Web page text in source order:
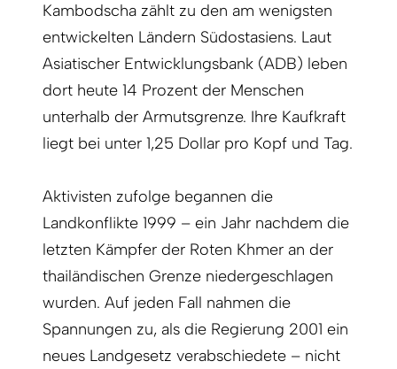
Kambodscha zählt zu den am wenigsten
entwickelten Ländern Südostasiens. Laut
Asiatischer Entwicklungsbank (ADB) leben
dort heute 14 Prozent der Menschen
unterhalb der Armutsgrenze. Ihre Kaufkraft
liegt bei unter 1,25 Dollar pro Kopf und Tag.
Aktivisten zufolge begannen die
Landkonflikte 1999 – ein Jahr nachdem die
letzten Kämpfer der Roten Khmer an der
thailändischen Grenze niedergeschlagen
wurden. Auf jeden Fall nahmen die
Spannungen zu, als die Regierung 2001 ein
neues Landgesetz verabschiedete – nicht